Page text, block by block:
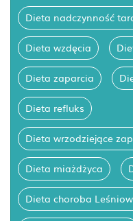
Dieta nadczynność
Dieta wzdęcia
Dieta zaparcia
Dieta refluks
Dieta wrzodziejące
Dieta miażdżyca
Dieta choroba